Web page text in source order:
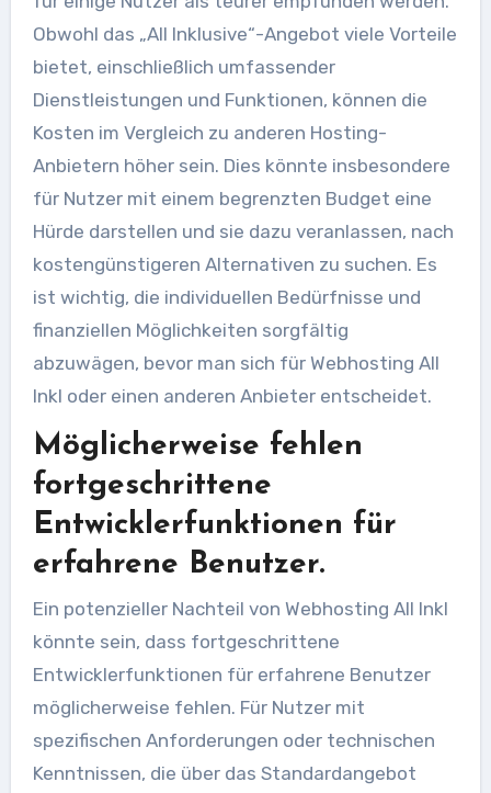
Obwohl das „All Inklusive“-Angebot viele Vorteile
bietet, einschließlich umfassender
Dienstleistungen und Funktionen, können die
Kosten im Vergleich zu anderen Hosting-
Anbietern höher sein. Dies könnte insbesondere
für Nutzer mit einem begrenzten Budget eine
Hürde darstellen und sie dazu veranlassen, nach
kostengünstigeren Alternativen zu suchen. Es
ist wichtig, die individuellen Bedürfnisse und
finanziellen Möglichkeiten sorgfältig
abzuwägen, bevor man sich für Webhosting All
Inkl oder einen anderen Anbieter entscheidet.
Möglicherweise fehlen
fortgeschrittene
Entwicklerfunktionen für
erfahrene Benutzer.
Ein potenzieller Nachteil von Webhosting All Inkl
könnte sein, dass fortgeschrittene
Entwicklerfunktionen für erfahrene Benutzer
möglicherweise fehlen. Für Nutzer mit
spezifischen Anforderungen oder technischen
Kenntnissen, die über das Standardangebot